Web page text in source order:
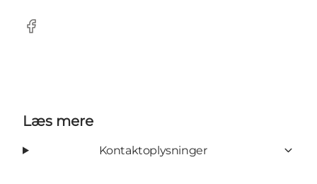
Facebook
Læs mere
Kontaktoplysninger